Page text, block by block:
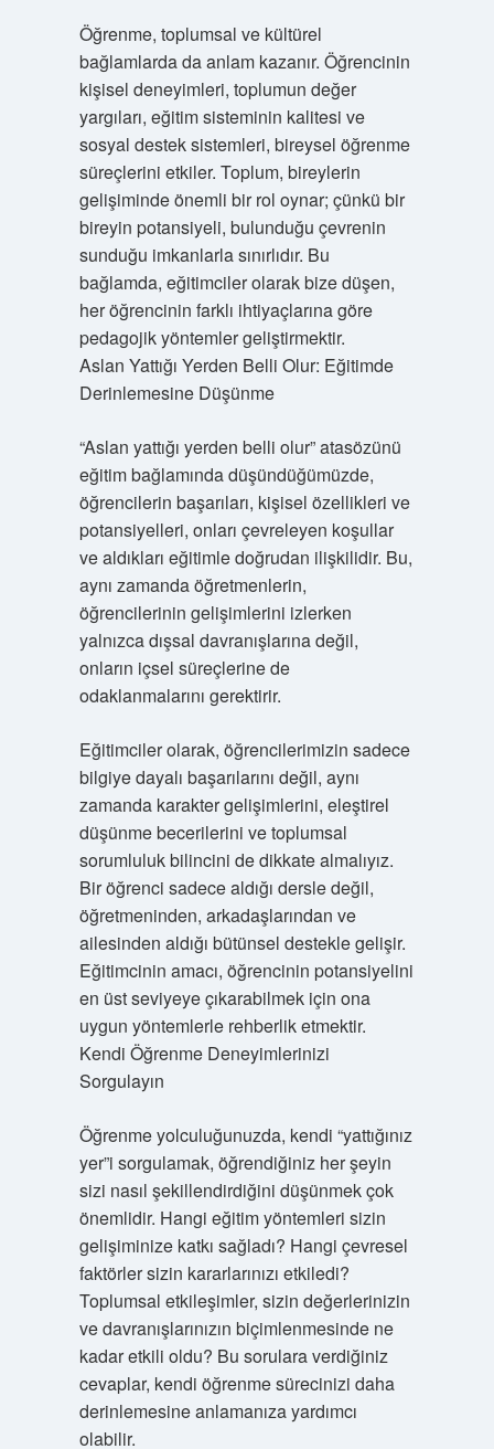
Öğrenme, toplumsal ve kültürel
bağlamlarda da anlam kazanır. Öğrencinin
kişisel deneyimleri, toplumun değer
yargıları, eğitim sisteminin kalitesi ve
sosyal destek sistemleri, bireysel öğrenme
süreçlerini etkiler. Toplum, bireylerin
gelişiminde önemli bir rol oynar; çünkü bir
bireyin potansiyeli, bulunduğu çevrenin
sunduğu imkanlarla sınırlıdır. Bu
bağlamda, eğitimciler olarak bize düşen,
her öğrencinin farklı ihtiyaçlarına göre
pedagojik yöntemler geliştirmektir.
Aslan Yattığı Yerden Belli Olur: Eğitimde
Derinlemesine Düşünme
“Aslan yattığı yerden belli olur” atasözünü
eğitim bağlamında düşündüğümüzde,
öğrencilerin başarıları, kişisel özellikleri ve
potansiyelleri, onları çevreleyen koşullar
ve aldıkları eğitimle doğrudan ilişkilidir. Bu,
aynı zamanda öğretmenlerin,
öğrencilerinin gelişimlerini izlerken
yalnızca dışsal davranışlarına değil,
onların içsel süreçlerine de
odaklanmalarını gerektirir.
Eğitimciler olarak, öğrencilerimizin sadece
bilgiye dayalı başarılarını değil, aynı
zamanda karakter gelişimlerini, eleştirel
düşünme becerilerini ve toplumsal
sorumluluk bilincini de dikkate almalıyız.
Bir öğrenci sadece aldığı dersle değil,
öğretmeninden, arkadaşlarından ve
ailesinden aldığı bütünsel destekle gelişir.
Eğitimcinin amacı, öğrencinin potansiyelini
en üst seviyeye çıkarabilmek için ona
uygun yöntemlerle rehberlik etmektir.
Kendi Öğrenme Deneyimlerinizi
Sorgulayın
Öğrenme yolculuğunuzda, kendi “yattığınız
yer”i sorgulamak, öğrendiğiniz her şeyin
sizi nasıl şekillendirdiğini düşünmek çok
önemlidir. Hangi eğitim yöntemleri sizin
gelişiminize katkı sağladı? Hangi çevresel
faktörler sizin kararlarınızı etkiledi?
Toplumsal etkileşimler, sizin değerlerinizin
ve davranışlarınızın biçimlenmesinde ne
kadar etkili oldu? Bu sorulara verdiğiniz
cevaplar, kendi öğrenme sürecinizi daha
derinlemesine anlamanıza yardımcı
olabilir.